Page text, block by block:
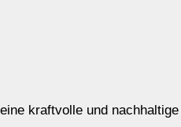
kraftvolle und